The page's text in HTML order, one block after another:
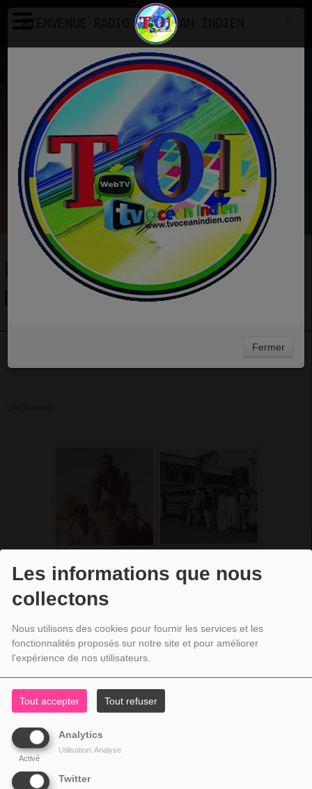
Les informations que nous
collectons
Nous utilisons des cookies pour fournir les services et les
fonctionnalités proposés sur notre site et pour améliorer
l'expérience de nos utilisateurs.
Tout accepter Tout refuser
Analytics
Activé
Utilisation: Analyse
Twitter
Photos Exemple d'une galerie photo
EN CE MOMENT
Abhijeet, Sadhna
Ye Jo Teri Payalon Ki
Ecoutez maintenant
EXEMPLE D'UNE GALERIE
BIENVENUE RADIO TV OCEAN INDIEN
Fermer